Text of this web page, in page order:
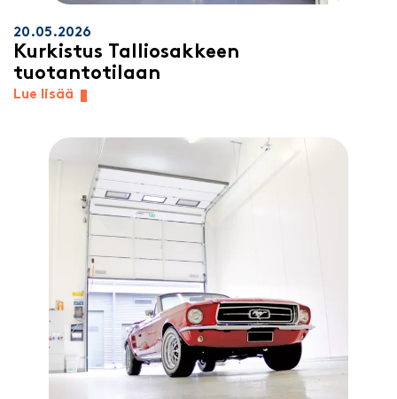
20.05.2026
Kurkistus Talliosakkeen
tuotantotilaan
Lue lisää